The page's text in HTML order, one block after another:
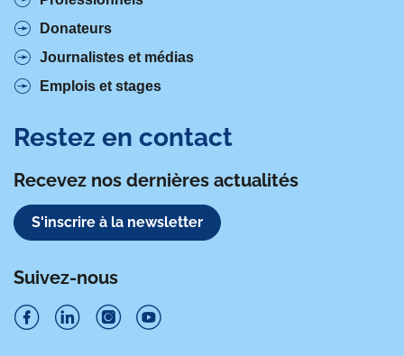
Donateurs
Journalistes et médias
Emplois et stages
Restez en contact
Recevez nos dernières actualités
S'inscrire à la newsletter
Suivez-nous